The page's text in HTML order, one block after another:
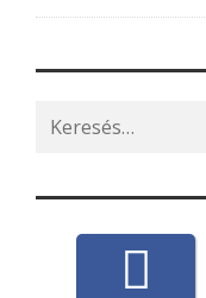
Search
for: